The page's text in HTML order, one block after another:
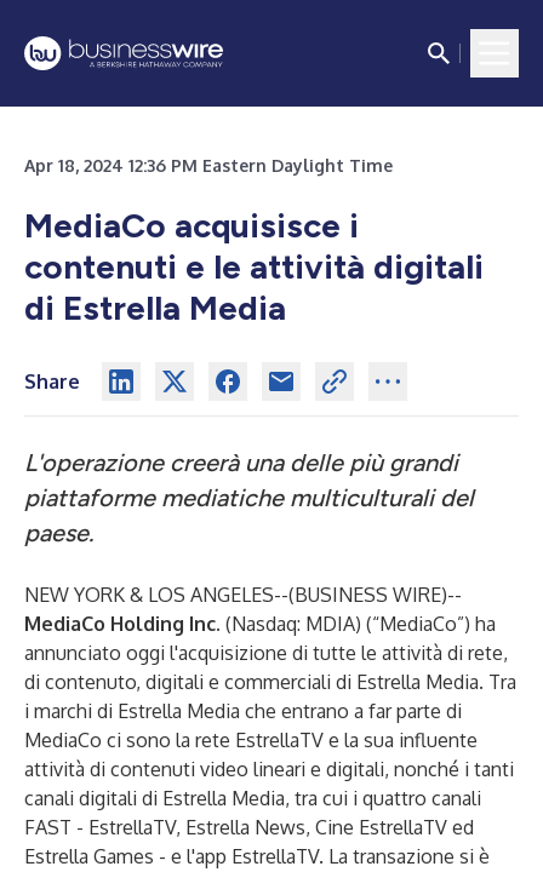
Apr 18, 2024 12:36 PM Eastern Daylight Time
MediaCo acquisisce i
contenuti e le attività digitali
di Estrella Media
Share
L'operazione creerà una delle più grandi
piattaforme mediatiche multiculturali del
paese.
NEW YORK & LOS ANGELES--(BUSINESS WIRE)--
MediaCo Holding Inc. (Nasdaq: MDIA) (“MediaCo”) ha
annunciato oggi l'acquisizione di tutte le attività di rete,
di contenuto, digitali e commerciali di Estrella Media. Tra
i marchi di Estrella Media che entrano a far parte di
MediaCo ci sono la rete EstrellaTV e la sua influente
attività di contenuti video lineari e digitali, nonché i tanti
canali digitali di Estrella Media, tra cui i quattro canali
FAST - EstrellaTV, Estrella News, Cine EstrellaTV ed
Estrella Games - e l'app EstrellaTV. La transazione si è